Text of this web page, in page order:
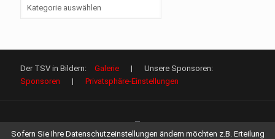
Der TSV in Bildern: Galerie | Unsere Sponsoren:
Sponsoren | Privatsphäre-Einstellungen
Sofern Sie Ihre Datenschutzeinstellungen ändern möchten z.B. Erteilung